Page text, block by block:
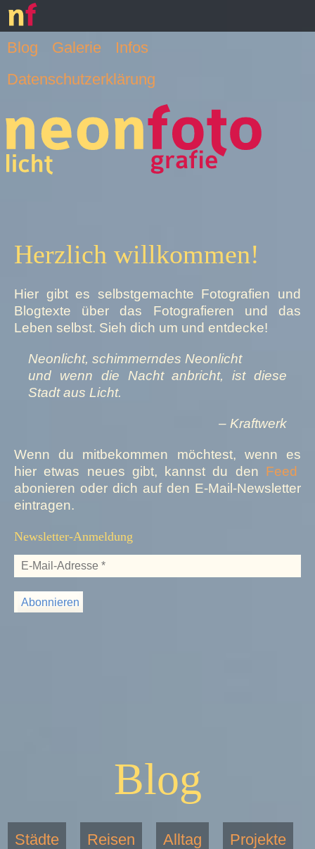
Blog Galerie
Infos
Datenschutzerklärung
Herzlich willkommen!
Hier gibt es selbstgemachte Fotografien und
Blogtexte über das Fotografieren und das
Leben selbst. Sieh dich um und entdecke!
Neonlicht, schimmerndes Neonlicht
und wenn die Nacht anbricht, ist diese
Stadt aus Licht.
– Kraftwerk
Wenn du mitbekommen möchtest, wenn es
hier etwas neues gibt, kannst du den Feed
abonieren oder dich auf den E-Mail-Newsletter
eintragen.
Newsletter-Anmeldung
Blog
Städte Reisen Alltag Projekte